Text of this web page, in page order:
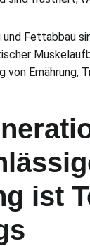
und Fettabbau
von Ernährung,
ist